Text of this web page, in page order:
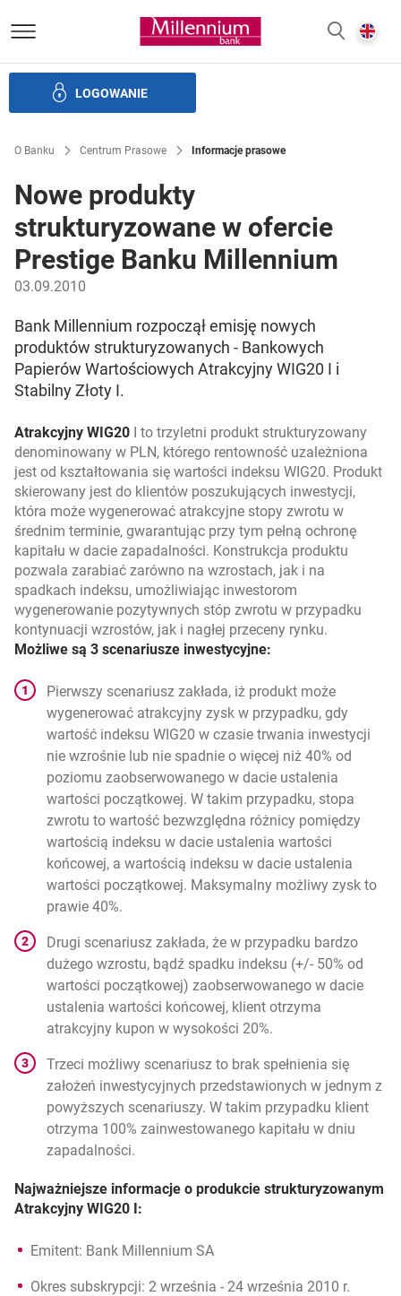
Bank Millennium homepage
LOGOWANIE
O Banku Centrum Prasowe Informacje prasowe
Nowe produkty
strukturyzowane w ofercie
Prestige Banku Millennium
03.09.2010
Bank Millennium rozpoczął emisję nowych
produktów strukturyzowanych - Bankowych
Papierów Wartościowych Atrakcyjny WIG20 I i
Stabilny Złoty I.
Atrakcyjny WIG20 I to trzyletni produkt strukturyzowany
denominowany w PLN, którego rentowność uzależniona
jest od kształtowania się wartości indeksu WIG20. Produkt
skierowany jest do klientów poszukujących inwestycji,
która może wygenerować atrakcyjne stopy zwrotu w
średnim terminie, gwarantując przy tym pełną ochronę
kapitału w dacie zapadalności. Konstrukcja produktu
pozwala zarabiać zarówno na wzrostach, jak i na
spadkach indeksu, umożliwiając inwestorom
wygenerowanie pozytywnych stóp zwrotu w przypadku
kontynuacji wzrostów, jak i nagłej przeceny rynku.
Możliwe są 3 scenariusze inwestycyjne:
Pierwszy scenariusz zakłada, iż produkt może
wygenerować atrakcyjny zysk w przypadku, gdy
wartość indeksu WIG20 w czasie trwania inwestycji
nie wzrośnie lub nie spadnie o więcej niż 40% od
poziomu zaobserwowanego w dacie ustalenia
wartości początkowej. W takim przypadku, stopa
zwrotu to wartość bezwzględna różnicy pomiędzy
wartością indeksu w dacie ustalenia wartości
końcowej, a wartością indeksu w dacie ustalenia
wartości początkowej. Maksymalny możliwy zysk to
prawie 40%.
Drugi scenariusz zakłada, że w przypadku bardzo
dużego wzrostu, bądź spadku indeksu (+/- 50% od
wartości początkowej) zaobserwowanego w dacie
ustalenia wartości końcowej, klient otrzyma
atrakcyjny kupon w wysokości 20%.
Trzeci możliwy scenariusz to brak spełnienia się
założeń inwestycyjnych przedstawionych w jednym z
powyższych scenariuszy. W takim przypadku klient
otrzyma 100% zainwestowanego kapitału w dniu
zapadalności.
Najważniejsze informacje o produkcie strukturyzowanym
Atrakcyjny WIG20 I:
Emitent: Bank Millennium SA
Okres subskrypcji: 2 września - 24 września 2010 r.